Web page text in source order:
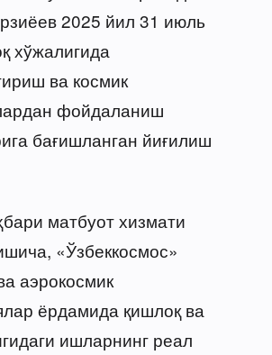
2025 йил 31 июль
хўжалигида
ва космик
фойдаланиш
бағишланган йиғилиш
матбуот хизмати
«Ўзбеккосмос»
аэрокосмик
ёрдамида қишлоқ ва
ишларнинг реал